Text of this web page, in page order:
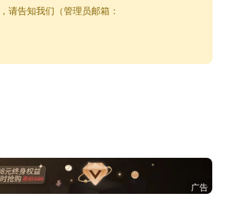
请告知我们（管理员邮箱：
广告